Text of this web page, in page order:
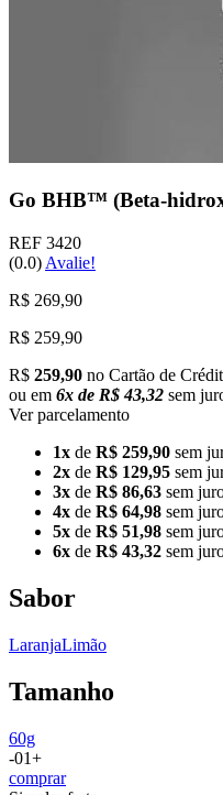
Go BHB™ (Beta-
REF 3420
(0.0) Avalie!
R$ 269,90
R$ 259,90
R$ 259,90 no Cartão de
ou em 6x de R$ 43,32 sem
Ver parcelamento
1x de R$ 259,90 sem
2x de R$ 129,95 sem
3x de R$ 86,63 sem
4x de R$ 64,98 sem
5x de R$ 51,98 sem
6x de R$ 43,32 sem
Sabor
LaranjaLimão
Tamanho
60g
-01+
comprar